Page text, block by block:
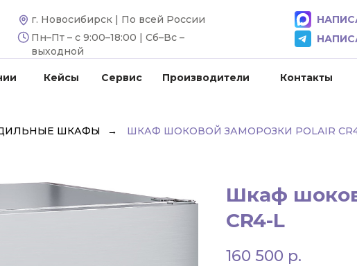
Кейсы Сервис Производители Контакты
Пн–Пт – с 9:00–18:00 | Сб–Вс –
выходной
г. Новосибирск | По всей России
ШКАФЫ → ШКАФ ШОКОВОЙ ЗАМОРОЗКИ POLAIR
Шкаф
CR4-L
160 500 р.